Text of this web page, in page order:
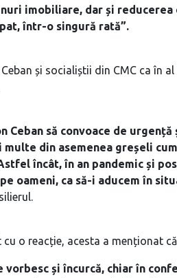
imobiliare, dar și reducerea
într-o singură rată”.
și socialiștii din CMC ca în
Ceban să convoace de
din asemenea greșeli
încât, în an pandemic și
oameni, ca să-i aducem în
cu o reacție, acesta a menționat
vorbesc și încurcă, chiar în